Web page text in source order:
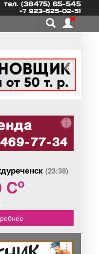
тел. (38475) 65-545
+7 923-625-02-51
(23:38)
Co